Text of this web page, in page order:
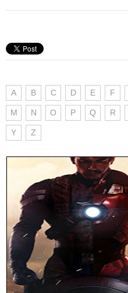
A B C D E F
M N O P Q R
Y Z